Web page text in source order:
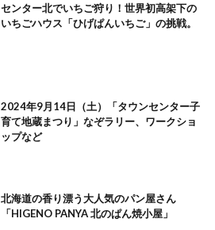
センター北でいちご狩り！世界初高架下の
いちごハウス「ひげぱんいちご」の挑戦。
2024年9月14日（土）「タウンセンター子
育て地蔵まつり」なぞラリー、ワークショ
ップなど
北海道の香り漂う大人気のパン屋さん
「HIGENO PANYA 北のぱん焼小屋」